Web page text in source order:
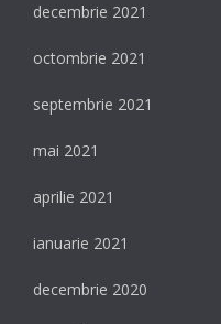
decembrie 2021
octombrie 2021
septembrie 2021
mai 2021
aprilie 2021
ianuarie 2021
decembrie 2020